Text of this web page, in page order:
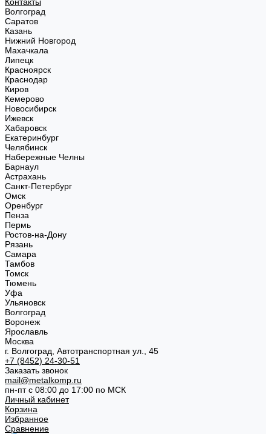
Волгоград
Саратов
Казань
Нижний Новгород
Махачкала
Липецк
Красноярск
Краснодар
Киров
Кемерово
Новосибирск
Ижевск
Хабаровск
Екатеринбург
Челябинск
Набережные Челны
Барнаул
Астрахань
Санкт-Петербург
Омск
Оренбург
Пенза
Пермь
Ростов-на-Дону
Рязань
Самара
Тамбов
Томск
Тюмень
Уфа
Ульяновск
Волгоград
Воронеж
Ярославль
Москва
г. Волгоград, Автотранспортная ул., 45
+7 (8452) 24-30-51
Заказать звонок
mail@metalkomp.ru
пн-пт с 08:00 до 17:00 по МСК
Личный кабинет
Корзина
Избранное
Сравнение